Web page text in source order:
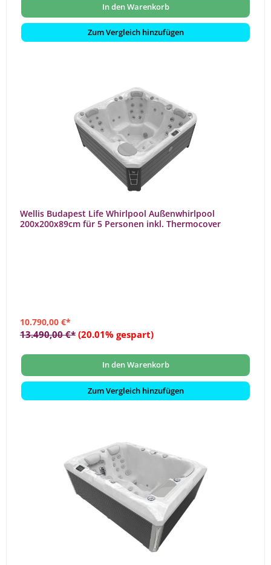
In den Warenkorb
Zum Vergleich hinzufügen
Wellis Budapest Life Whirlpool Außenwhirlpool
200x200x89cm für 5 Personen inkl. Thermocover
10.790,00 €*
13.490,00 €* (20.01% gespart)
In den Warenkorb
Zum Vergleich hinzufügen